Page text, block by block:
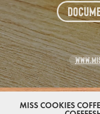
MISS COOKIES